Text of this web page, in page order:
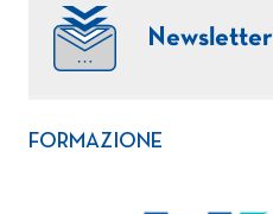
Newsletter
FORMAZIONE